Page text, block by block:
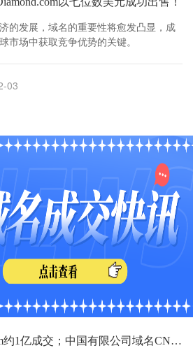
的发展，域名的重要性将愈发凸显，成
市场中获取竞争优势的关键。
03
Rocket.com约1亿成交；中国有限公司域名CN.ltd易主!